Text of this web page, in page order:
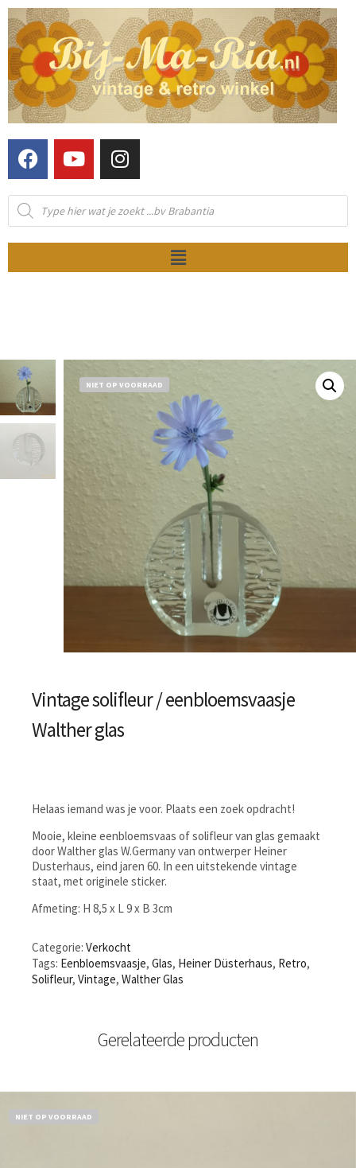
NIET OP VOORRAAD
Vintage solifleur / eenbloemsvaasje
Walther glas
Helaas iemand was je voor. Plaats een zoek opdracht!
Mooie, kleine eenbloemsvaas of solifleur van glas gemaakt
door Walther glas W.Germany van ontwerper Heiner
Dusterhaus, eind jaren 60. In een uitstekende vintage
staat, met originele sticker.
Afmeting: H 8,5 x L 9 x B 3cm
Categorie: Verkocht
Tags: Eenbloemsvaasje, Glas, Heiner Düsterhaus, Retro,
Solifleur, Vintage, Walther Glas
Gerelateerde producten
NIET OP VOORRAAD